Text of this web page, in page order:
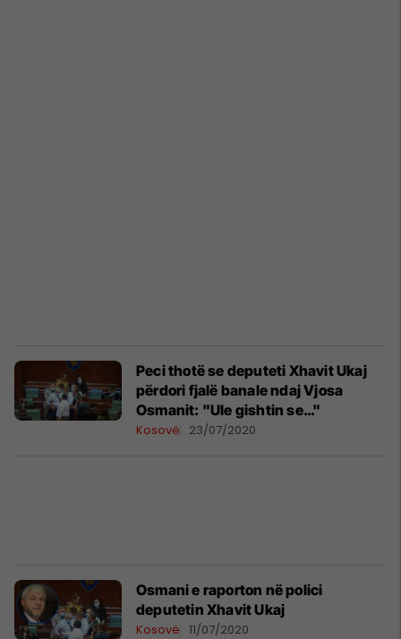
Peci thotë se deputeti Xhavit Ukaj
përdori fjalë banale ndaj Vjosa
Osmanit: "Ule gishtin se…"
Kosovë 23/07/2020
​Osmani e raporton në polici
deputetin Xhavit Ukaj
Kosovë 11/07/2020